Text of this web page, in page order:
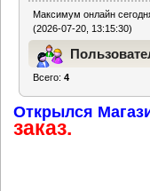
Максимум онлайн
(2026-07-20, 13:15:30)
Всего:4
Открылся
заказ.